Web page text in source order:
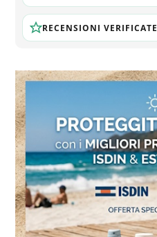
RECENSIONI VERIFICATE